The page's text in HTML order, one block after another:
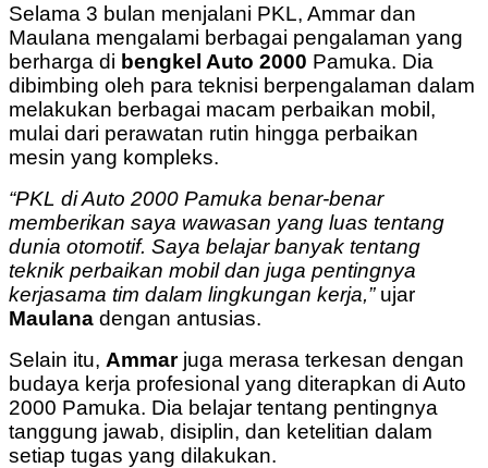
Selama 3 bulan menjalani PKL, Ammar dan
Maulana mengalami berbagai pengalaman yang
berharga di bengkel Auto 2000 Pamuka. Dia
dibimbing oleh para teknisi berpengalaman dalam
melakukan berbagai macam perbaikan mobil,
mulai dari perawatan rutin hingga perbaikan
mesin yang kompleks.
“PKL di Auto 2000 Pamuka benar-benar
memberikan saya wawasan yang luas tentang
dunia otomotif. Saya belajar banyak tentang
teknik perbaikan mobil dan juga pentingnya
kerjasama tim dalam lingkungan kerja,”ujar
Maulana dengan antusias.
Selain itu, Ammarjuga merasa terkesan dengan
budaya kerja profesional yang diterapkan di Auto
2000 Pamuka. Dia belajar tentang pentingnya
tanggung jawab, disiplin, dan ketelitian dalam
setiap tugas yang dilakukan.